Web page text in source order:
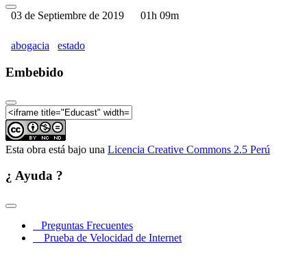
Seminario Internacional | La abogacía: entre su estado
Seminario Internacional | La abogacía: entre su estado
03 de Septiembre de 2019 01h 09m
abogacia estado
Embebido
Esta obra está bajo una Licencia Creative Commons 2.5 Perú
¿ Ayuda ?
Preguntas Frecuentes
Prueba de Velocidad de Internet